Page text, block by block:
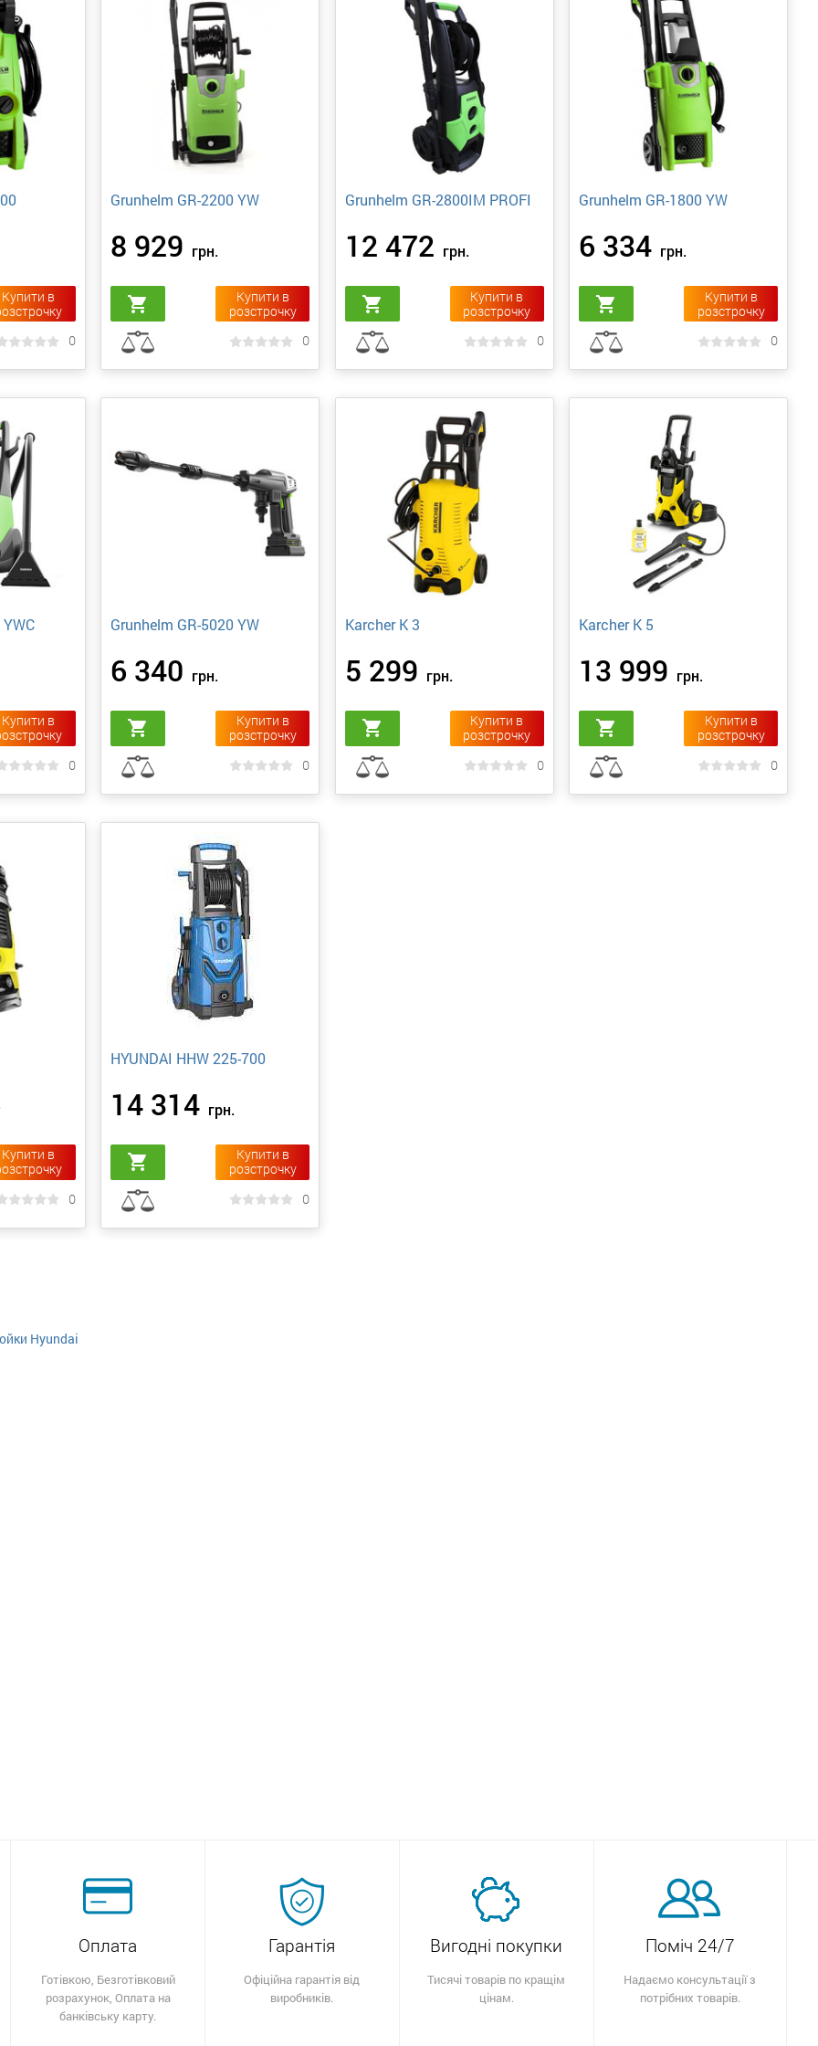
Купити в
0
Grunhelm GR-2200 YW
8 929 грн.
shopping_cart
Купити в
розстрочку
0
Grunhelm GR-2800IM PROFI
12 472 грн.
shopping_cart
Купити в
розстрочку
0
Grunhelm GR-1800 YW
6 334 грн.
shopping_cart
Купити в
розстрочку
0
Купити в
0
Grunhelm GR-5020 YW
6 340 грн.
shopping_cart
Купити в
розстрочку
0
Karcher K 3
5 299 грн.
shopping_cart
Купити в
розстрочку
0
Karcher K 5
13 999 грн.
shopping_cart
Купити в
розстрочку
0
Купити в
0
HYUNDAI HHW 225-700
14 314 грн.
shopping_cart
Купити в
розстрочку
0
Hyundai
Оплата
Готівкою, Безготівковий
розрахунок, Оплата на
банківську карту.
Гарантія
Офіційна гарантія від
виробників.
Вигодні покупки
Тисячі товарів по кращім
цінам.
Поміч 24/7
Надаємо консультації з
потрібних товарів.